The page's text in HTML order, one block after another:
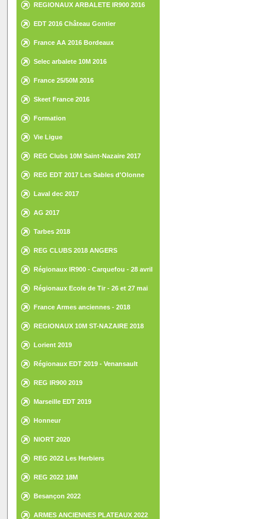
REGIONAUX ARBALETE IR900 2016
EDT 2016 Château Gontier
France AA 2016 Bordeaux
Selec arbalete 10M 2016
France 25/50M 2016
Skeet France 2016
Formation
Vie Ligue
REG Clubs 10M Saint-Nazaire 2017
REG EDT 2017 Les Sables d'Olonne
Laval dec 2017
AG 2017
Tarbes 2018
REG CLUBS 2018 ANGERS
Régionaux IR900 - Carquefou - 28 avril
Régionaux Ecole de Tir - 26 et 27 mai
France Armes anciennes - 2018
REGIONAUX 10M ST-NAZAIRE 2018
Lorient 2019
Régionaux EDT 2019 - Venansault
REG IR900 2019
Marseille EDT 2019
Honneur
NIORT 2020
REG 2022 Les Herbiers
REG 2022 18M
Besançon 2022
ARMES ANCIENNES PLATEAUX 2022